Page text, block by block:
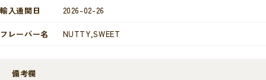
輸入通関日 2026-02-26
フレーバー名 NUTTY,SWEET
備考欄